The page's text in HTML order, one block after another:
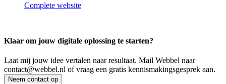
Complete website
Klaar om jouw digitale oplossing te starten?
Laat mij jouw idee vertalen naar resultaat. Mail Webbel naar
contact@webbel.nl of vraag een gratis kennismakingsgesprek aan.
Neem contact op